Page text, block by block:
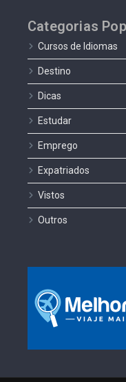
Categorias
Cursos de Idiomas
Destino
Dicas
Estudar
Emprego
Expatriados
Vistos
Outros